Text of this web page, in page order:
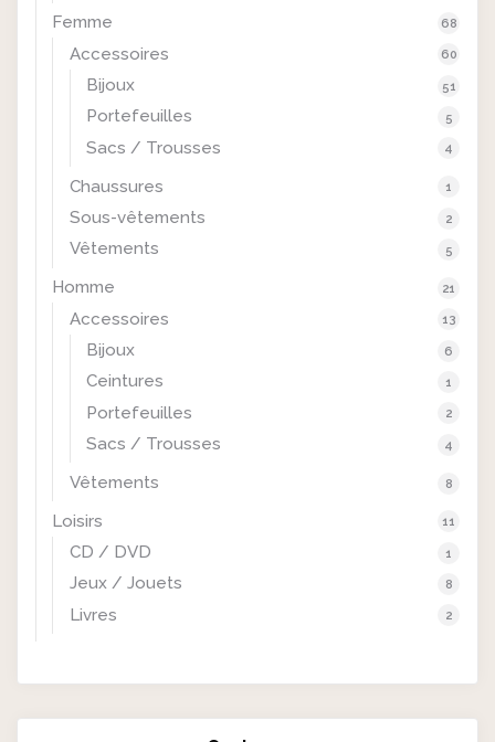
Femme 68
Accessoires 60
Bijoux 51
Portefeuilles 5
Sacs / Trousses 4
Chaussures 1
Sous-vêtements 2
Vêtements 5
Homme 21
Accessoires 13
Bijoux 6
Ceintures 1
Portefeuilles 2
Sacs / Trousses 4
Vêtements 8
Loisirs 11
CD / DVD 1
Jeux / Jouets 8
Livres 2